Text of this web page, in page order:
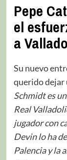
Pepe
el
a
Su nuevo
querido dejar
Schmidt es
Real
jugador con
Devin lo ha
Palencia y la